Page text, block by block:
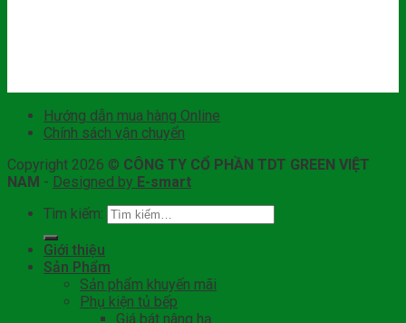
Hướng dẫn mua hàng Online
Chính sách vận chuyển
Copyright 2026 © CÔNG TY CỔ PHẦN TDT GREEN VIỆT
NAM - Designed by E-smart
Tìm kiếm:
Giới thiệu
Sản Phẩm
Sản phẩm khuyến mãi
Phụ kiện tủ bếp
Giá bát nâng hạ